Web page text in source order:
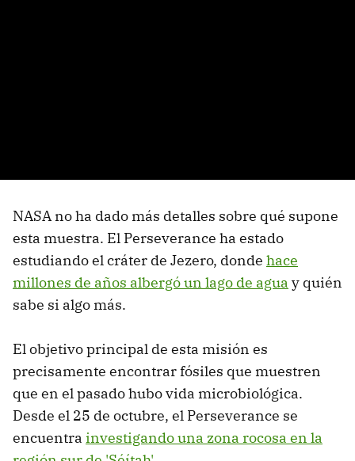
NASA no ha dado más detalles sobre qué supone
esta muestra. El Perseverance ha estado
estudiando el cráter de Jezero, donde hace
millones de años albergó un lago de agua y quién
sabe si algo más.
El objetivo principal de esta misión es
precisamente encontrar fósiles que muestren
que en el pasado hubo vida microbiológica.
Desde el 25 de octubre, el Perseverance se
encuentra investigando una zona rocosa en la